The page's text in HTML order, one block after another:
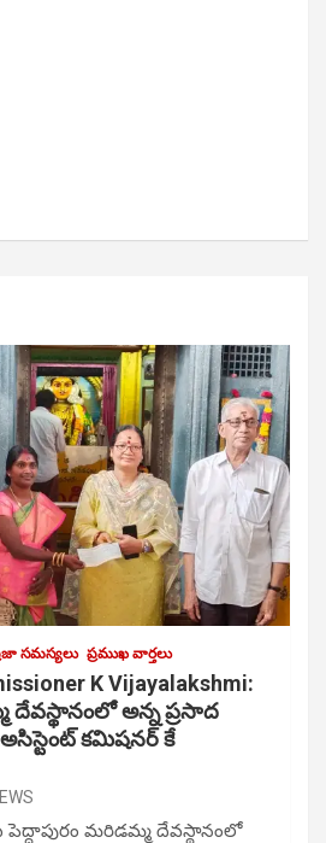
సమస్యలు ప్రముఖ వార్తలు
K Vijayalakshmi:
దేవస్థానంలో అన్న ప్రసాద
కమిషనర్ కే
మరిడమ్మ దేవస్థానంలో